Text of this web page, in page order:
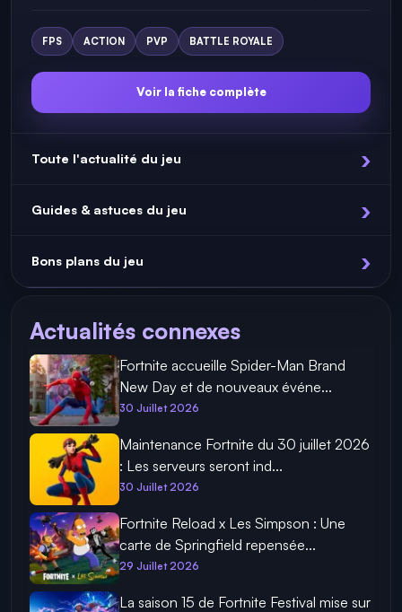
FPS ACTION PVP BATTLE ROYALE
Voir la fiche complète
Toute l'actualité du jeu
Guides & astuces du jeu
Bons plans du jeu
Actualités connexes
Fortnite accueille Spider-Man Brand
New Day et de nouveaux événe...
30 Juillet 2026
Maintenance Fortnite du 30 juillet 2026
: Les serveurs seront ind...
30 Juillet 2026
Fortnite Reload x Les Simpson : Une
carte de Springfield repensée...
29 Juillet 2026
La saison 15 de Fortnite Festival mise sur